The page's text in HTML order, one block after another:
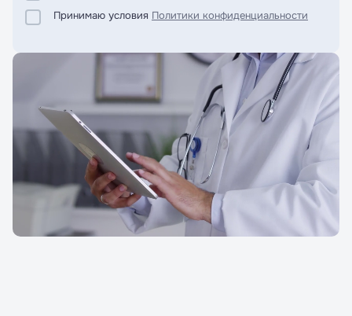
Принимаю условия Политики конфиденциальности